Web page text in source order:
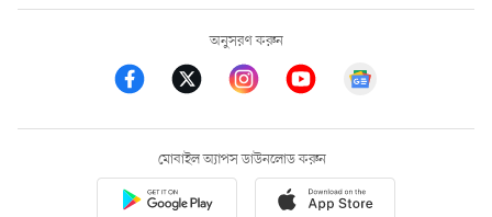
অনুসরণ করুন
মোবাইল অ্যাপস ডাউনলোড করুন